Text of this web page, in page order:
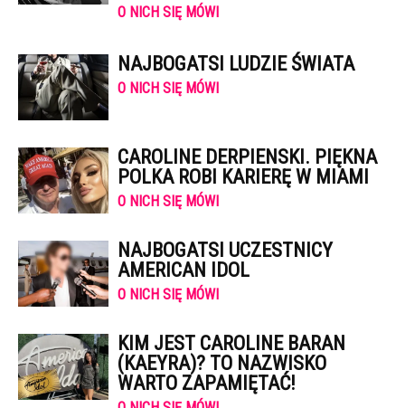
O NICH SIĘ MÓWI
NAJBOGATSI LUDZIE ŚWIATA
O NICH SIĘ MÓWI
CAROLINE DERPIENSKI. PIĘKNA
POLKA ROBI KARIERĘ W MIAMI
O NICH SIĘ MÓWI
NAJBOGATSI UCZESTNICY
AMERICAN IDOL
O NICH SIĘ MÓWI
KIM JEST CAROLINE BARAN
(KAEYRA)? TO NAZWISKO
WARTO ZAPAMIĘTAĆ!